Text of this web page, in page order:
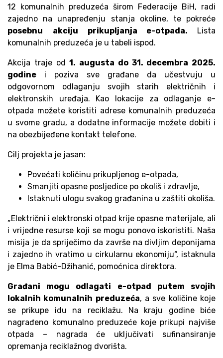
12 komunalnih preduzeća širom Federacije BiH, radi
zajedno na unapređenju stanja okoline, te pokreće
posebnu
akciju prikupljanja e-otpada. Lista
komunalnih preduzeća je u tabeli ispod.
Akcija traje od1. augusta do 31. decembra 2025.
godine i poziva sve građane da učestvuju u
odgovornom odlaganju svojih starih električnih i
elektronskih uređaja. Kao lokacije za odlaganje e-
otpada možete koristiti adrese komunalnih preduzeća
u svome gradu, a dodatne informacije možete dobiti i
na obezbijeđene kontakt telefone.
Cilj projekta je jasan:
Povećati količinu prikupljenog e-otpada,
Smanjiti opasne posljedice po okoliš i zdravlje,
Istaknuti ulogu svakog građanina u zaštiti okoliša.
„Električni i elektronski otpad krije opasne materijale, ali
i vrijedne resurse koji se mogu ponovo iskoristiti. Naša
misija je da spriječimo da završe na divljim deponijama
i zajedno ih vratimo u cirkularnu ekonomiju“, istaknula
je Elma Babić-Džihanić, pomoćnica direktora.
Građani mogu odlagati e-otpad putem svojih
lokalnih komunalnih preduzeća, a sve količine koje
se prikupe idu na reciklažu. Na kraju godine biće
nagrađeno komunalno preduzeće koje prikupi najviše
otpada – nagrada će uključivati sufinansiranje
opremanja reciklažnog dvorišta.